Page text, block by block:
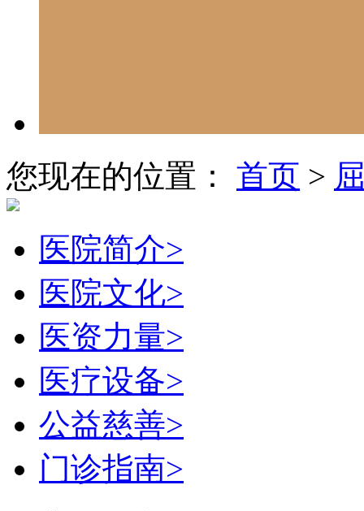
您现在的位置： 首页 >
医院简介>
医院文化>
医资力量>
医疗设备>
公益慈善>
门诊指南>